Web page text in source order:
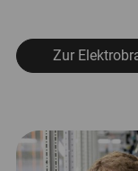
Zur